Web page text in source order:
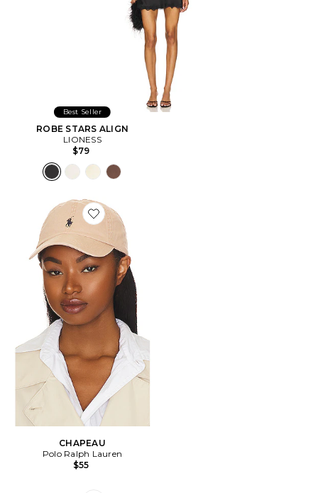
Best Seller
ROBE STARS ALIGN
LIONESS
$79
Favorite CHAPEAU
CHAPEAU
Polo Ralph Lauren
$55